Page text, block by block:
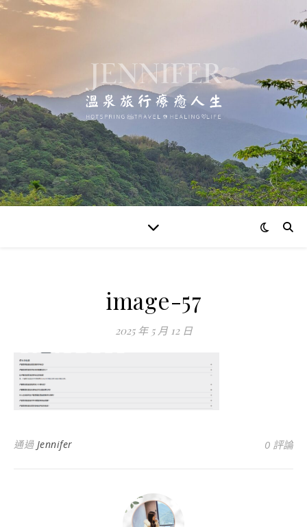
image-57
2025 年 5 月 12 日
通過 Jennifer 0 評論